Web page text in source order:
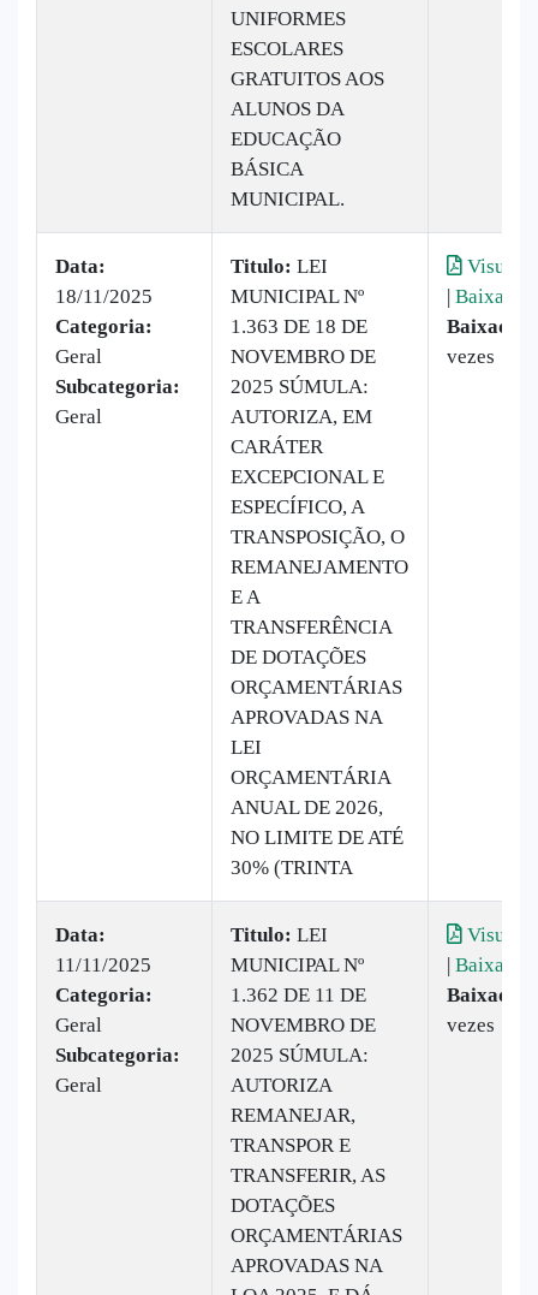
UNIFORMES
ESCOLARES
GRATUITOS AOS
ALUNOS DA
EDUCAÇÃO
BÁSICA
MUNICIPAL.
Data:
18/11/2025
Categoria:
Geral
Subcategoria:
Geral
Titulo: LEI
MUNICIPAL Nº
1.363 DE 18 DE
NOVEMBRO DE
2025 SÚMULA:
AUTORIZA, EM
CARÁTER
EXCEPCIONAL E
ESPECÍFICO, A
TRANSPOSIÇÃO, O
REMANEJAMENTO
E A
TRANSFERÊNCIA
DE DOTAÇÕES
ORÇAMENTÁRIAS
APROVADAS NA
LEI
ORÇAMENTÁRIA
ANUAL DE 2026,
NO LIMITE DE ATÉ
30% (TRINTA
| Baixar
Baixado:
vezes
Data:
11/11/2025
Categoria:
Geral
Subcategoria:
Geral
Titulo: LEI
MUNICIPAL Nº
1.362 DE 11 DE
NOVEMBRO DE
2025 SÚMULA:
AUTORIZA
REMANEJAR,
TRANSPOR E
TRANSFERIR, AS
DOTAÇÕES
ORÇAMENTÁRIAS
APROVADAS NA
| Baixar
Baixado:
vezes